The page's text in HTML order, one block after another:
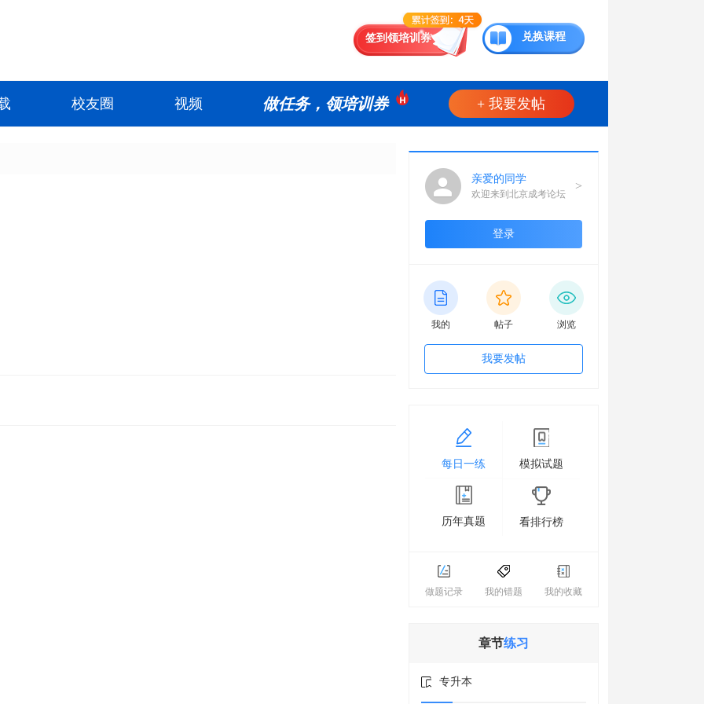
签到领培训券 兑换课程
校友圈 视频 做任务，领培训券 + 我要发帖
亲爱的同学
欢迎来到北京成考论坛
>
登录
我的 帖子 浏览
我要发帖
每日一练 模拟试题
历年真题 看排行榜
做题记录 我的错题 我的收藏
章节练习
专升本